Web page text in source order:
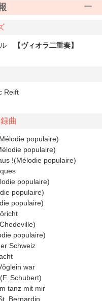
ル 【ヴィオラ二重奏】
Reift
曲
populaire)
populaire)
!(Mélodie populaire)
populaire)
populaire)
populaire)
populaire)
Schweiz
war
Schubert)
tanz mit mir
Bernardin